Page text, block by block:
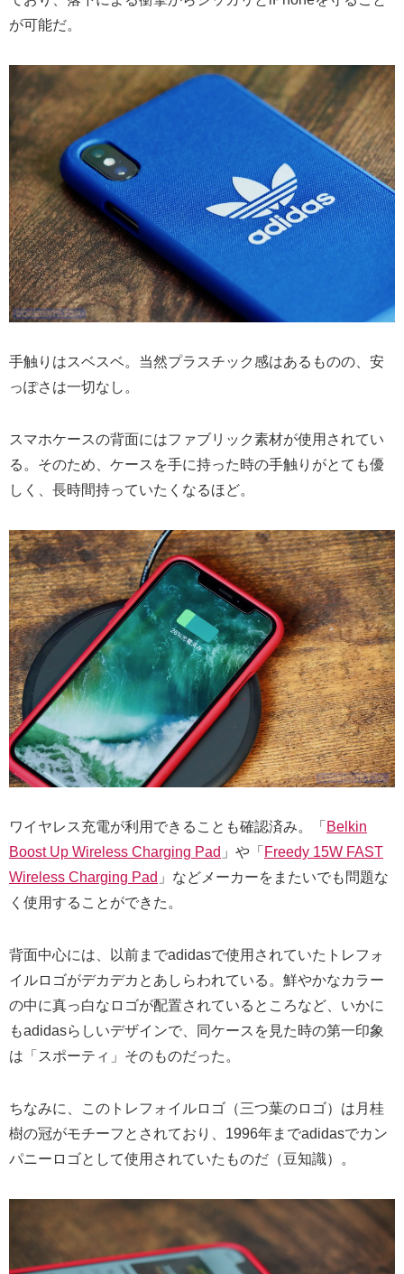
が可能だ。
手触りはスベスベ。当然プラスチック感はあるものの、安
っぽさは一切なし。
スマホケースの背面にはファブリック素材が使用されてい
る。そのため、ケースを手に持った時の手触りがとても優
しく、長時間持っていたくなるほど。
ワイヤレス充電が利用できることも確認済み。「 Belkin
Boost Up Wireless Charging Pad 」や「 Freedy 15W FAST
Wireless Charging Pad 」などメーカーをまたいでも問題な
く使用することができた。
背面中心には、以前までadidasで使用されていたトレフォ
イルロゴがデカデカとあしらわれている。鮮やかなカラー
の中に真っ白なロゴが配置されているところなど、いかに
もadidasらしいデザインで、同ケースを見た時の第一印象
は「スポーティ」そのものだった。
ちなみに、このトレフォイルロゴ（三つ葉のロゴ）は月桂
樹の冠がモチーフとされており、1996年までadidasでカン
パニーロゴとして使用されていたものだ（豆知識）。